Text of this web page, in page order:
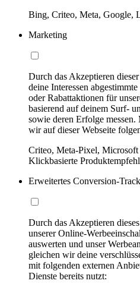
Bing, Criteo, Meta, Google,
Marketing
Durch das Akzeptieren
deine Interessen
oder Rabattaktionen für
basierend auf deinem Surf-
sowie deren Erfolge
wir auf dieser Webseite
Criteo, Meta-Pixel,
Klickbasierte
Erweitertes Conversion-
Durch das Akzeptieren
unserer Online-
auswerten und unser
gleichen wir deine
mit folgenden externen
Dienste bereits nutzt: